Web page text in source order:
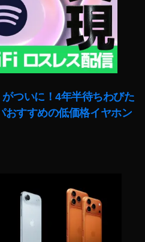
ついに！4年半待ちわびた
おすすめの低価格イヤホン